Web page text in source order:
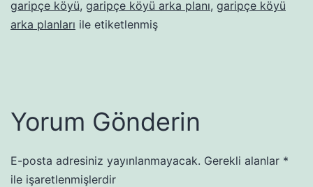
garipçe köyü, garipçe köyü arka planı, garipçe köyü
arka planları ile etiketlenmiş
Yorum Gönderin
E-posta adresiniz yayınlanmayacak. Gerekli alanlar *
ile işaretlenmişlerdir